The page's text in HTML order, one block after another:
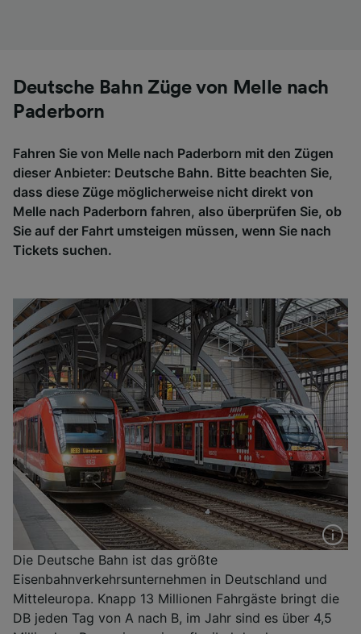
Deutsche Bahn Züge von Melle nach
Paderborn
Fahren Sie von Melle nach Paderborn mit den Zügen
dieser Anbieter: Deutsche Bahn. Bitte beachten Sie,
dass diese Züge möglicherweise nicht direkt von
Melle nach Paderborn fahren, also überprüfen Sie, ob
Sie auf der Fahrt umsteigen müssen, wenn Sie nach
Tickets suchen.
Die Deutsche Bahn ist das größte
Eisenbahnverkehrsunternehmen in Deutschland und
Mitteleuropa. Knapp 13 Millionen Fahrgäste bringt die
DB jeden Tag von A nach B, im Jahr sind es über 4,5